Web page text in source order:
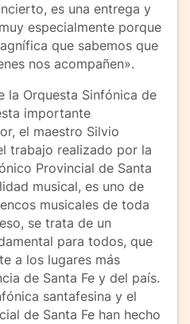
es una entrega y
especialmente porque
que sabemos que
nos acompañen».
la Orquesta Sinfónica de
importante
el maestro Silvio
trabajo realizado por la
Provincial de Santa
musical, es uno de
musicales de toda
se trata de un
para todos, que
a los lugares más
de Santa Fe y del país.
santafesina y el
de Santa Fe han hecho